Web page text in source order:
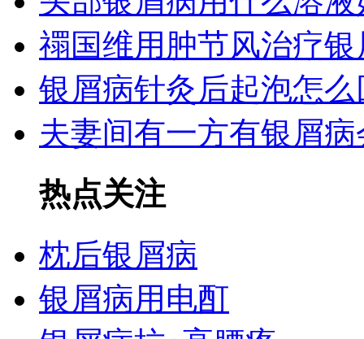
禤国维用肿节风治疗
银屑病针灸后起泡怎么
夫妻间有一方有银屑
热点关注
枕后银屑病
银屑病用电酊